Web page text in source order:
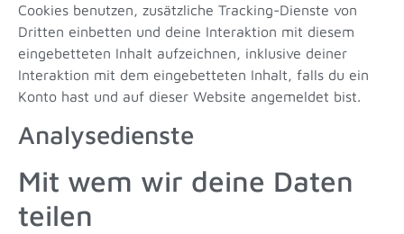
Cookies benutzen, zusätzliche Tracking-Dienste von
Dritten einbetten und deine Interaktion mit diesem
eingebetteten Inhalt aufzeichnen, inklusive deiner
Interaktion mit dem eingebetteten Inhalt, falls du ein
Konto hast und auf dieser Website angemeldet bist.
Analysedienste
Mit wem wir deine Daten
teilen